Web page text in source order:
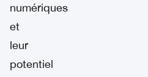
numériques
et
leur
potentiel